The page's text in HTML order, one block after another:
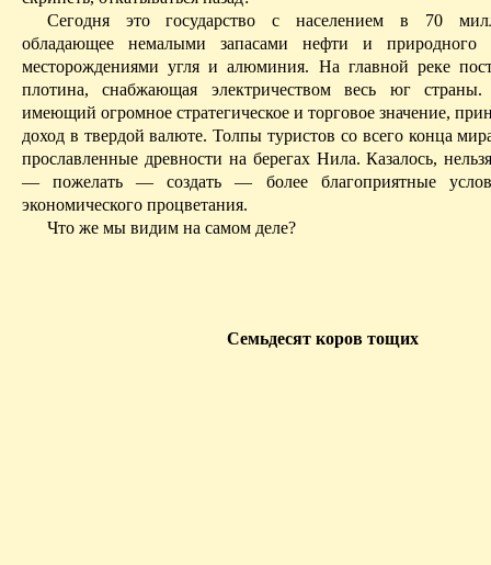
Сегодня это государство с населением в 70
обладающее немалыми запасами нефти и природного
месторождениями угля и алюминия. На главной реке
плотина, снабжающая электричеством весь юг
имеющий огромное стратегическое и торговое значение,
доход в твердой валюте. Толпы туристов со всего конца
прославленные древности на берегах Нила. Казалось,
— пожелать — создать — более благоприятные
экономического процветания.
Что же мы видим на самом деле?
Семьдесят коров тощих